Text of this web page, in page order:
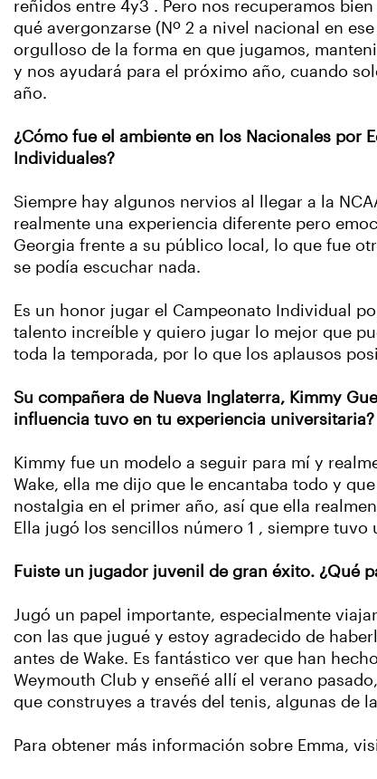
reñidos entre 4y3 . Pero nos recuperamos
qué avergonzarse (Nº 2 a nivel nacional en
orgulloso de la forma en que jugamos,
y nos ayudará para el próximo año, cuando
año.
¿Cómo fue el ambiente en los Nacionales por
Individuales?
Siempre hay algunos nervios al llegar a la
realmente una experiencia diferente pero
Georgia frente a su público local, lo que fue
se podía escuchar nada.
Es un honor jugar el Campeonato Individual
talento increíble y quiero jugar lo mejor que
toda la temporada, por lo que los aplausos
Su compañera de Nueva Inglaterra, Kimmy
influencia tuvo en tu experiencia universitaria?
Kimmy fue un modelo a seguir para mí y
Wake, ella me dijo que le encantaba todo y
nostalgia en el primer año, así que ella
Ella jugó los sencillos número 1 , siempre
Fuiste un jugador juvenil de gran éxito. ¿Qué
Jugó un papel importante, especialmente
con las que jugué y estoy agradecido de
antes de Wake. Es fantástico ver que han
Weymouth Club y enseñé allí el verano
que construyes a través del tenis, algunas de
Para obtener más información sobre Emma,